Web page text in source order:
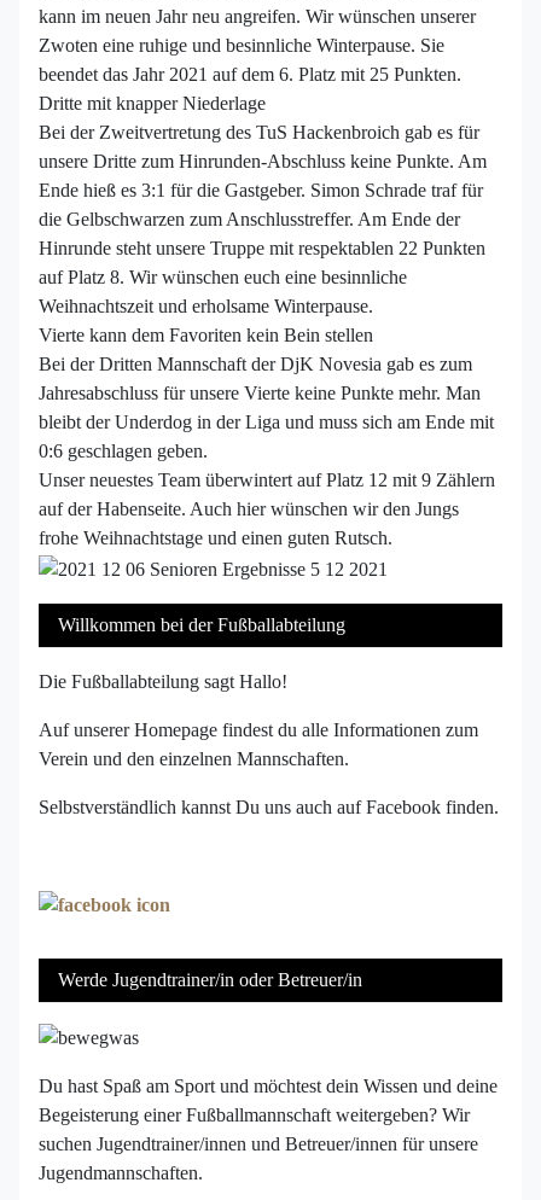
kann im neuen Jahr neu angreifen. Wir wünschen unserer
Zwoten eine ruhige und besinnliche Winterpause. Sie
beendet das Jahr 2021 auf dem 6. Platz mit 25 Punkten.
Dritte mit knapper Niederlage
Bei der Zweitvertretung des TuS Hackenbroich gab es für
unsere Dritte zum Hinrunden-Abschluss keine Punkte. Am
Ende hieß es 3:1 für die Gastgeber. Simon Schrade traf für
die Gelbschwarzen zum Anschlusstreffer. Am Ende der
Hinrunde steht unsere Truppe mit respektablen 22 Punkten
auf Platz 8. Wir wünschen euch eine besinnliche
Weihnachtszeit und erholsame Winterpause.
Vierte kann dem Favoriten kein Bein stellen
Bei der Dritten Mannschaft der DjK Novesia gab es zum
Jahresabschluss für unsere Vierte keine Punkte mehr. Man
bleibt der Underdog in der Liga und muss sich am Ende mit
0:6 geschlagen geben.
Unser neuestes Team überwintert auf Platz 12 mit 9 Zählern
auf der Habenseite. Auch hier wünschen wir den Jungs
frohe Weihnachtstage und einen guten Rutsch.
Willkommen bei der Fußballabteilung
Die Fußballabteilung sagt Hallo!
Auf unserer Homepage findest du alle Informationen zum
Verein und den einzelnen Mannschaften.
Selbstverständlich kannst Du uns auch auf Facebook finden.
Werde Jugendtrainer/in oder Betreuer/in
Du hast Spaß am Sport und möchtest dein Wissen und deine
Begeisterung einer Fußballmannschaft weitergeben? Wir
suchen Jugendtrainer/innen und Betreuer/innen für unsere
Jugendmannschaften.